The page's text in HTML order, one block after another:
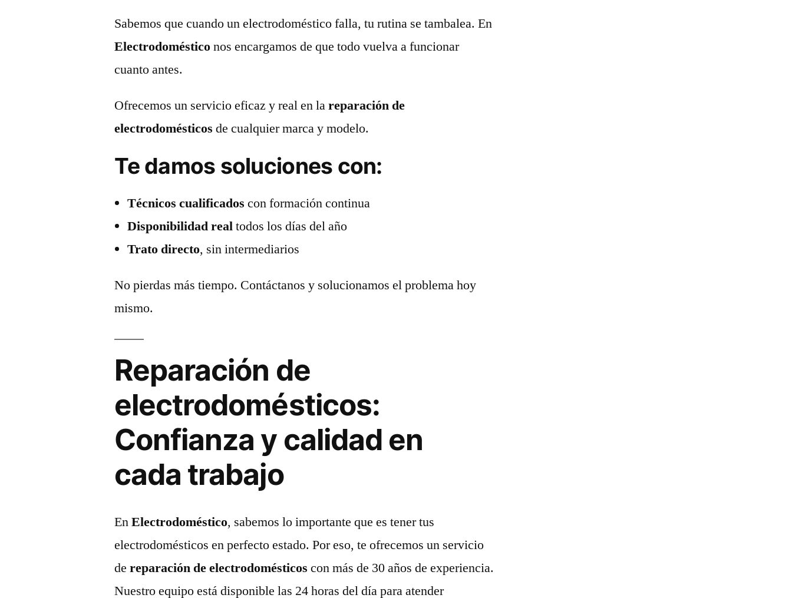
Sabemos que cuando un electrodoméstico falla, tu rutina se tambalea. En
Electrodomésticonos encargamos de que todo vuelva a funcionar
cuanto antes.
Ofrecemos un servicio eficaz y real en lareparación de
electrodomésticos de cualquier marca y modelo.
Te damos soluciones con:
Técnicos cualificados con formación continua
Disponibilidad realtodos los días del año
Trato directo, sin intermediarios
No pierdas más tiempo. Contáctanos y solucionamos el problema hoy
mismo.
Reparación de
electrodomésticos:
Confianza y calidad en
cada trabajo
EnElectrodoméstico, sabemos lo importante que es tener tus
electrodomésticos en perfecto estado. Por eso, te ofrecemos un servicio
dereparación de electrodomésticos con más de 30 años de experiencia.
Nuestro equipo está disponible las 24 horas del día para atender